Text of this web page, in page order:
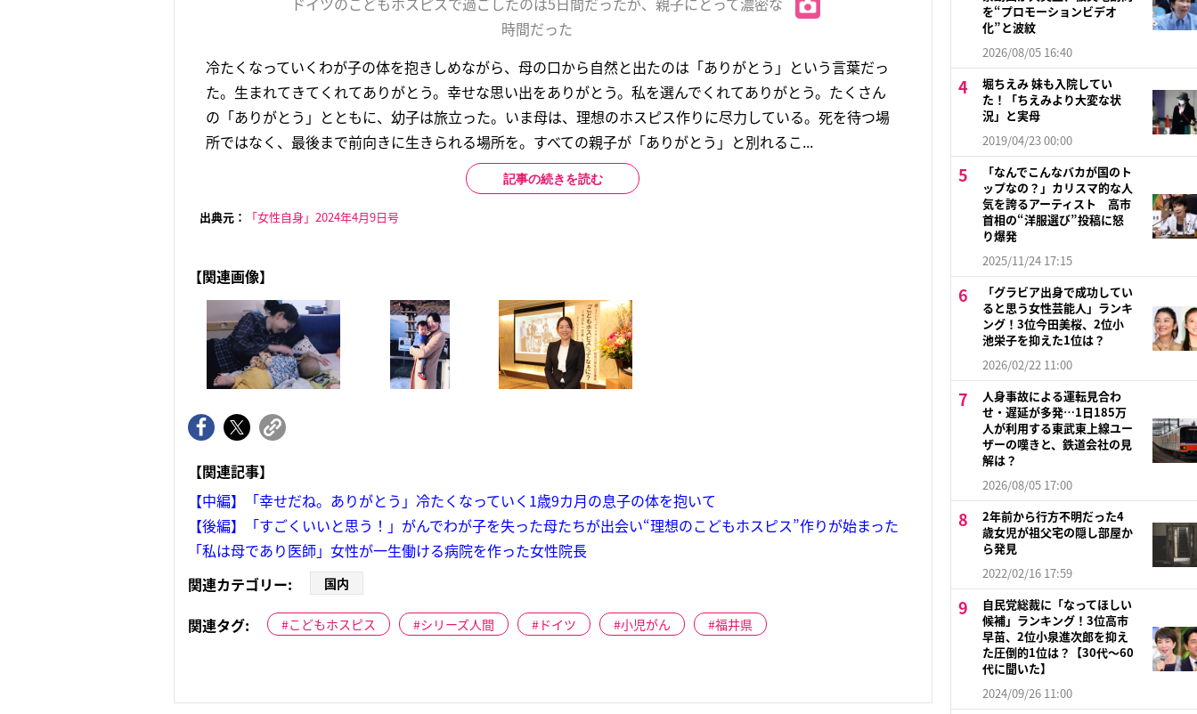
時間だった
冷たくなっていくわが子の体を抱きしめながら、母の口から自然と出たのは「ありがとう」という言葉だっ
た。生まれてきてくれてありがとう。幸せな思い出をありがとう。私を選んでくれてありがとう。たくさん
の「ありがとう」とともに、幼子は旅立った。いま母は、理想のホスピス作りに尽力している。死を待つ場
所ではなく、最後まで前向きに生きられる場所を。すべての親子が「ありがとう」と別れるこ...
記事の続きを読む
出典元： 「女性自身」2024年4月9日号
【関連画像】
【関連記事】
【中編】「幸せだね。ありがとう」冷たくなっていく1歳9カ月の息子の体を抱いて
【後編】「すごくいいと思う！」がんでわが子を失った母たちが出会い“理想のこどもホスピス”作りが始まった
「私は母であり医師」女性が一生働ける病院を作った女性院長
関連カテゴリー:
国内
関連タグ: こどもホスピス シリーズ人間 ドイツ 小児がん 福井県
を“プロモーションビデオ
化”と波紋
2026/08/05 16:40
堀ちえみ 妹も入院してい
た！「ちえみより大変な状
況」と実母
2019/04/23 00:00
「なんでこんなバカが国のト
ップなの？」カリスマ的な人
気を誇るアーティスト 高市
首相の“洋服選び”投稿に怒
り爆発
2025/11/24 17:15
「グラビア出身で成功してい
ると思う女性芸能人」ランキ
ング！3位今田美桜、2位小
池栄子を抑えた1位は？
2026/02/22 11:00
人身事故による運転見合わ
せ・遅延が多発…1日185万
人が利用する東武東上線ユー
ザーの嘆きと、鉄道会社の見
解は？
2026/08/05 17:00
2年前から行方不明だった4
歳女児が祖父宅の隠し部屋か
ら発見
2022/02/16 17:59
自民党総裁に「なってほしい
候補」ランキング！3位高市
早苗、2位小泉進次郎を抑え
た圧倒的1位は？【30代〜60
代に聞いた】
2024/09/26 11:00